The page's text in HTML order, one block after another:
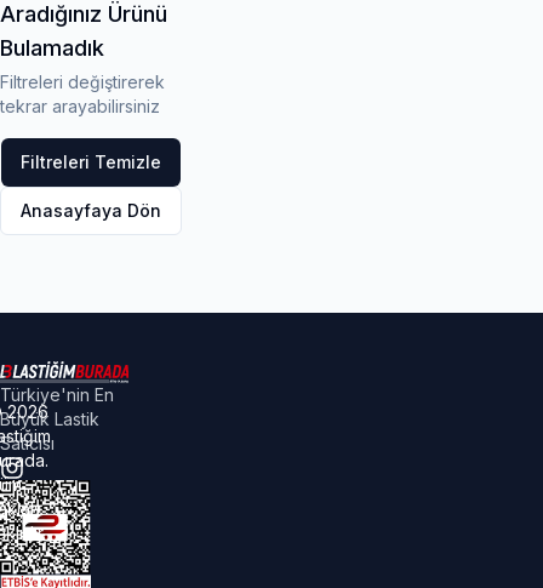
Aradığınız Ürünü
Bulamadık
Filtreleri değiştirerek
tekrar arayabilirsiniz
Filtreleri Temizle
Anasayfaya Dön
Türkiye'nin En
Büyük Lastik
Satıcısı
2026